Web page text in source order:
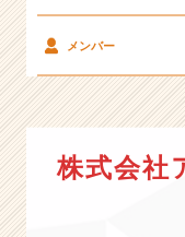
-
I
メンバー
株式会社